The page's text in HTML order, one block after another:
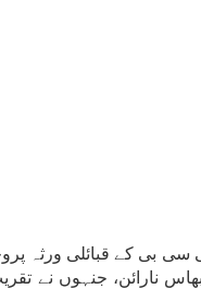
سی بی کے قبائلی ورثہ
نارائن، جنہوں نے